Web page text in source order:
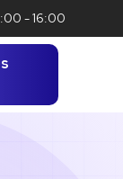
- 16:00